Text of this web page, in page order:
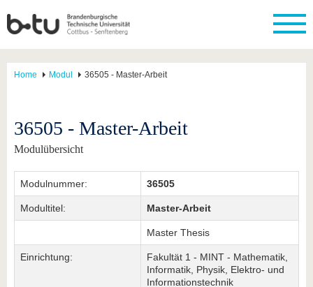
Home Modul 36505 - Master-Arbeit
36505 - Master-Arbeit
Modulübersicht
Modulnummer: 36505
Modultitel: Master-Arbeit
Master Thesis
Einrichtung:
Fakultät 1 - MINT - Mathematik,
Informatik, Physik, Elektro- und
Informationstechnik